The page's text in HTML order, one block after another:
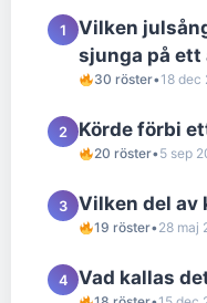
1
Vilken
sjunga på ett
30 röster•18 dec
2 Körde förbi
20 röster•5 sep
3 Vilken del av
19 röster•28 maj
4 Vad kallas